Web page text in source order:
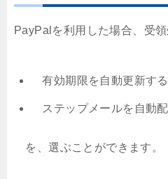
PayPalを利用した場合、受領
有効期限を自動更新す
ステップメールを自動
を、選ぶことができます。